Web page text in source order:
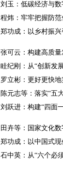
刘玉：低碳经济与
程炜：牢牢把握防
郑功成：以乡村振
张可云：构建高质
眭纪刚：从“创新发
罗立彬：更好更快
陈元志等：落实“五
刘跃进：构建“四面
田卉等：国家文化
郑功成：以中国式
石中英：从“六个必